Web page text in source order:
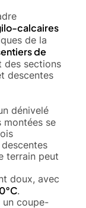
calcaires
de la
de
des sections
descentes
dénivelé
montées se
terrain peut
doux, avec
.
un coupe-